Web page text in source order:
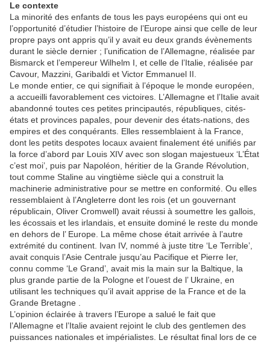
Le contexte
La minorité des enfants de tous les pays européens qui ont eu
l’opportunité d’étudier l’histoire de l’Europe ainsi que celle de leur
propre pays ont appris qu’il y avait eu deux grands évènements
durant le siècle dernier ; l’unification de l’Allemagne, réalisée par
Bismarck et l’empereur Wilhelm I, et celle de l’Italie, réalisée par
Cavour, Mazzini, Garibaldi et Victor Emmanuel II.
Le monde entier, ce qui signifiait à l’époque le monde européen,
a accueilli favorablement ces victoires. L’Allemagne et l’Italie avait
abandonné toutes ces petites principautés, républiques, cités-
états et provinces papales, pour devenir des états-nations, des
empires et des conquérants. Elles ressemblaient à la France,
dont les petits despotes locaux avaient finalement été unifiés par
la force d’abord par Louis XIV avec son slogan majestueux ‘L’État
c’est moi’, puis par Napoléon, héritier de la Grande Révolution,
tout comme Staline au vingtième siècle qui a construit la
machinerie administrative pour se mettre en conformité. Ou elles
ressemblaient à l’Angleterre dont les rois (et un gouvernant
républicain, Oliver Cromwell) avait réussi à soumettre les gallois,
les écossais et les irlandais, et ensuite dominé le reste du monde
en dehors de l’ Europe. La même chose était arrivée à l’autre
extrémité du continent. Ivan IV, nommé à juste titre ‘Le Terrible’,
avait conquis l’Asie Centrale jusqu’au Pacifique et Pierre Ier,
connu comme ‘Le Grand’, avait mis la main sur la Baltique, la
plus grande partie de la Pologne et l’ouest de l’ Ukraine, en
utilisant les techniques qu’il avait apprise de la France et de la
Grande Bretagne .
L’opinion éclairée à travers l’Europe a salué le fait que
l’Allemagne et l’Italie avaient rejoint le club des gentlemen des
puissances nationales et impérialistes. Le résultat final lors de ce